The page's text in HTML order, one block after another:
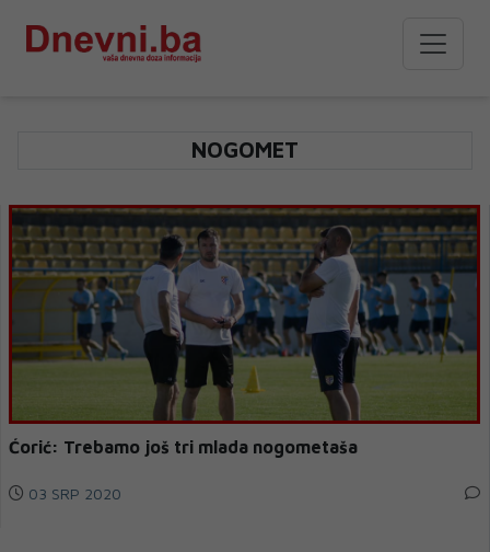
NOGOMET
Ćorić: Trebamo još tri mlada nogometaša
03 SRP 2020